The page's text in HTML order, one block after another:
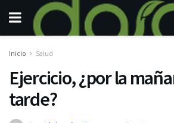
Inicio Salud
Ejercicio, ¿por la
tarde?